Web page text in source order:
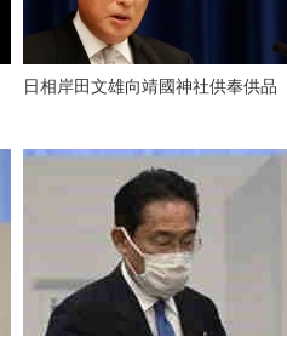
日相岸田文雄向靖國神社供奉供品